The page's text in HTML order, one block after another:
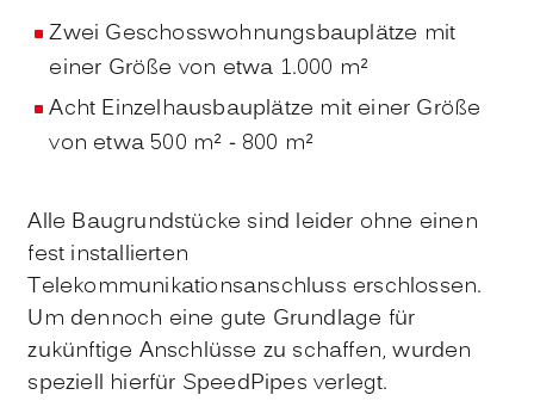
Zwei Geschosswohnungsbauplätze mit
einer Größe von etwa 1.000 m²
Acht Einzelhausbauplätze mit einer Größe
von etwa 500 m² - 800 m²
Alle Baugrundstücke sind leider ohne einen
fest installierten
Telekommunikationsanschluss erschlossen.
Um dennoch eine gute Grundlage für
zukünftige Anschlüsse zu schaffen, wurden
speziell hierfür SpeedPipes verlegt.